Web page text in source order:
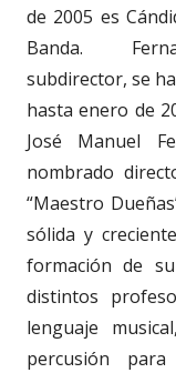
de 2005 es
Banda.
subdirector, se
hasta enero de
José Manuel
nombrado
“Maestro
sólida y
formación de
distintos
lenguaje
percusión